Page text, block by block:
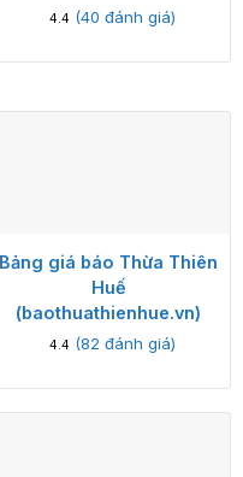
4.4 (40 đánh giá)
Bảng giá báo Thừa Thiên
Huế
(baothuathienhue.vn)
4.4 (82 đánh giá)